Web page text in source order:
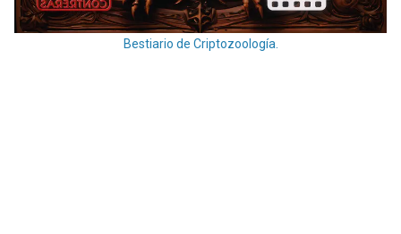
Bestiario de Criptozoología.